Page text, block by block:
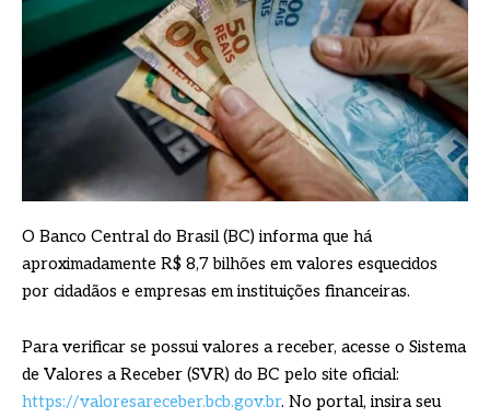
O Banco Central do Brasil (BC) informa que há
aproximadamente R$ 8,7 bilhões em valores esquecidos
por cidadãos e empresas em instituições financeiras.
Para verificar se possui valores a receber, acesse o Sistema
de Valores a Receber (SVR) do BC pelo site oficial:
https://valoresareceber.bcb.gov.br. No portal, insira seu